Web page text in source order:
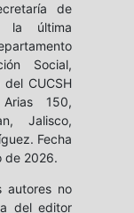
de
la última
Social,
CUCSH
150,
Jalisco,
Fecha
de 2026.
autores no
del editor